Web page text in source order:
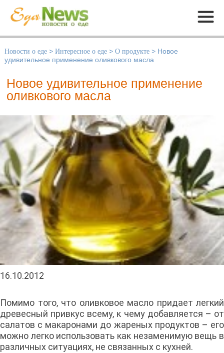
Меню
Новости о еде > Интересное о еде > О продукте > Новое
удивительное применение оливкового масла
Новое удивительное применение
оливкового масла
16.10.2012
Помимо того, что оливковое масло придает легкий
древесный привкус всему, к чему добавляется – от
салатов с макаронами до жареных продуктов – его
можно легко использовать как незаменимую вещь в
различных ситуациях, не связанных с кухней.